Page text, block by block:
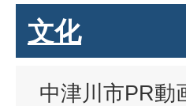
文化
中津川市PR動